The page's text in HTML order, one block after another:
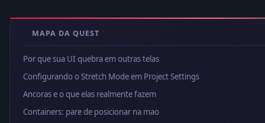
MAPA DA QUEST
Por que sua UI quebra em outras telas
Configurando o Stretch Mode em Project Settings
Ancoras e o que elas realmente fazem
Containers: pare de posicionar na mao